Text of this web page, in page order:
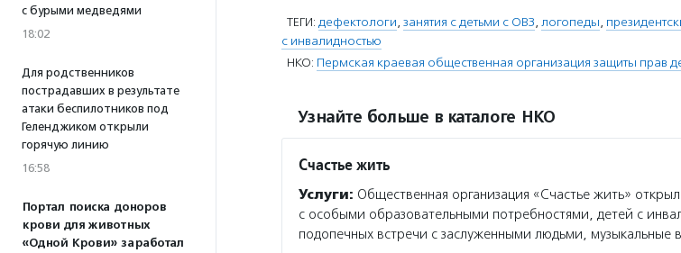
с бурыми медведями
18:02
Для родственников
пострадавших в результате
атаки беспилотников под
Геленджиком открыли
горячую линию
16:58
Портал поиска доноров
крови для животных
«Одной Крови» заработал
ТЕГИ: дефектологи, занятия с детьми с ОВЗ, логопеды,
с инвалидностью
НКО: Пермская краевая общественная организация защиты прав
Узнайте больше в каталоге НКО
Счастье жить
Услуги: Общественная организация «Счастье жить»
с особыми образовательными потребностями, детей с
подопечных встречи с заслуженными людьми, музыкальные